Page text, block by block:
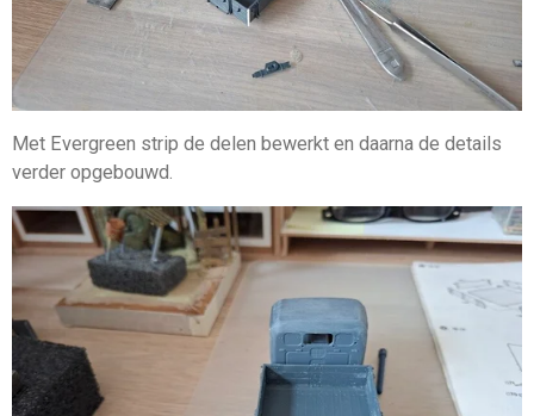
Met Evergreen strip de delen bewerkt en daarna de details
verder opgebouwd.